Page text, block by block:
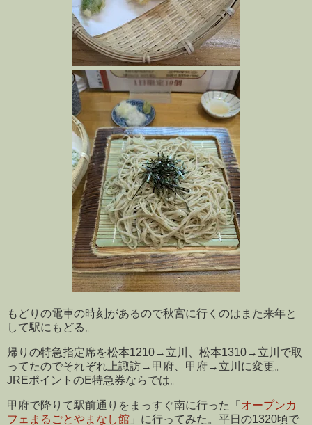
もどりの電車の時刻があるので秋宮に行くのはまた来年と
して駅にもどる。
帰りの特急指定席を松本1210→立川、松本1310→立川で取
ってたのでそれぞれ上諏訪→甲府、甲府→立川に変更。
JREポイントのE特急券ならでは。
甲府で降りて駅前通りをまっすぐ南に行った「 オープンカ
フェまるごとやまなし館 」に行ってみた。平日の1320頃で